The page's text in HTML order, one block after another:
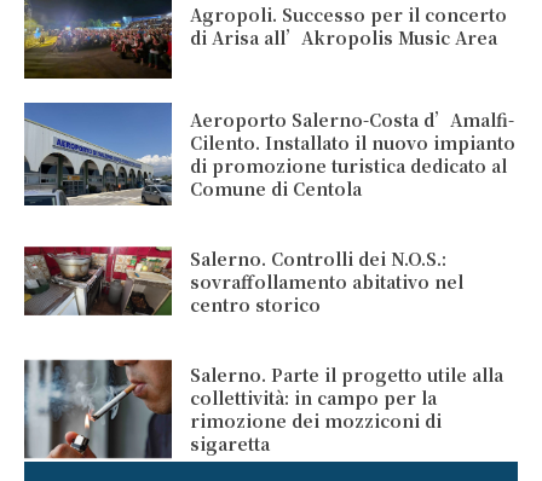
Agropoli. Successo per il concerto
di Arisa all’Akropolis Music Area
Aeroporto Salerno-Costa d’Amalfi-
Cilento. Installato il nuovo impianto
di promozione turistica dedicato al
Comune di Centola
Salerno. Controlli dei N.O.S.:
sovraffollamento abitativo nel
centro storico
Salerno. Parte il progetto utile alla
collettività: in campo per la
rimozione dei mozziconi di
sigaretta